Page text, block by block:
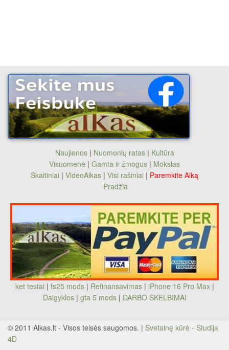
Naujienos| Nuomonių ratas| Kultūra
Visuomenė | Gamta ir žmogus | Mokslas
Skaitiniai | VideoAlkas | Visi rašiniai | Paremkite Alką
Pradžia
ket testai | fs25 mods| Refinansavimas| iPhone 16 Pro Max|
Daigyklos| gta 5 mods | DARBO SKELBIMAI
© 2011 Alkas.lt - Visos teisės saugomos. | Svetainę kūrė - Studija
4D